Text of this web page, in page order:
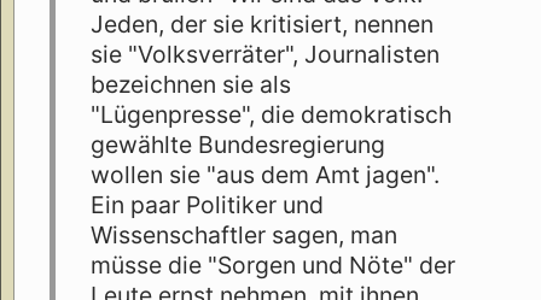
Jeden, der sie kritisiert, nennen
sie "Volksverräter", Journalisten
bezeichnen sie als
"Lügenpresse", die demokratisch
gewählte Bundesregierung
wollen sie "aus dem Amt jagen".
Ein paar Politiker und
Wissenschaftler sagen, man
müsse die "Sorgen und Nöte" der